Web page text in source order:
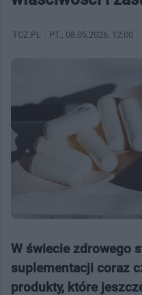
TCZ.PL PT. , 08.05.2026, 12:00
W świecie zdrowego
suplementacji coraz
produkty, które